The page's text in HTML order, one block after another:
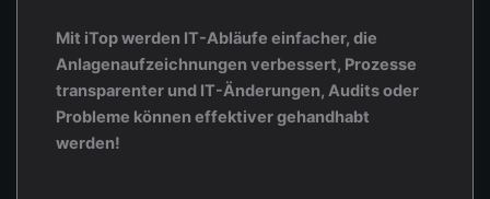
Mit iTop werden IT-Abläufe einfacher, die
Anlagenaufzeichnungen verbessert, Prozesse
transparenter und IT-Änderungen, Audits oder
Probleme können effektiver gehandhabt
werden!